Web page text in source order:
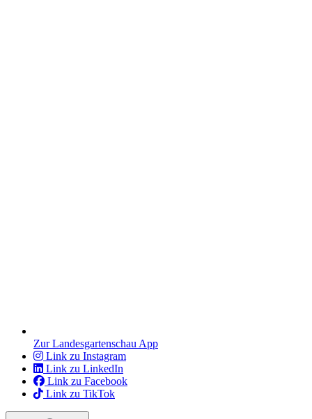
Zur Landesgartenschau App
Link zu Instagram
Link zu LinkedIn
Link zu Facebook
Link zu TikTok